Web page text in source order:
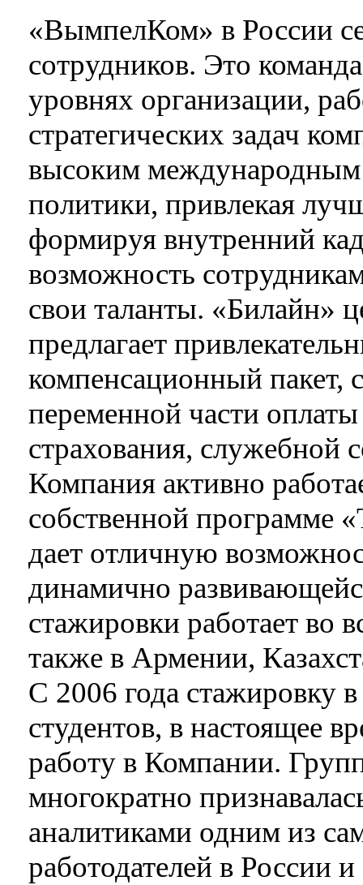
«ВымпелКом» в России
сотрудников. Это
уровнях организации,
стратегических задач
высоким международным
политики, привлекая
формируя внутренний
возможность
свои таланты. «Билайн»
предлагает
компенсационный пакет,
переменной части
страхования, служебной
Компания активно
собственной программе
дает отличную
динамично
стажировки работает во
также в Армении,
С 2006 года стажировку
студентов, в настоящее
работу в Компании.
многократно
аналитиками одним из
работодателей в России